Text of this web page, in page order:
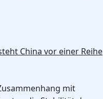
China vor einer Reihe
mit